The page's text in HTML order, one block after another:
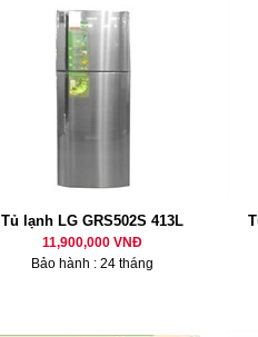
Tủ lạnh LG GRS502S 413L
11,900,000 VNĐ
Bảo hành : 24 tháng